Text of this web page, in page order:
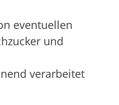
eventuellen
und
verarbeitet